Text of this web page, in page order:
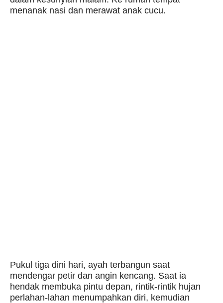
menanak nasi dan merawat anak cucu.
Pukul tiga dini hari, ayah terbangun saat
mendengar petir dan angin kencang. Saat ia
hendak membuka pintu depan, rintik-rintik hujan
perlahan-lahan menumpahkan diri, kemudian